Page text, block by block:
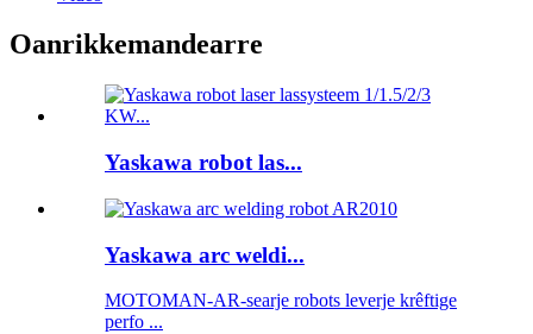
Oanrikkemandearre
Yaskawa robot las...
Yaskawa arc weldi...
MOTOMAN-AR-searje robots leverje krêftige
perfo ...